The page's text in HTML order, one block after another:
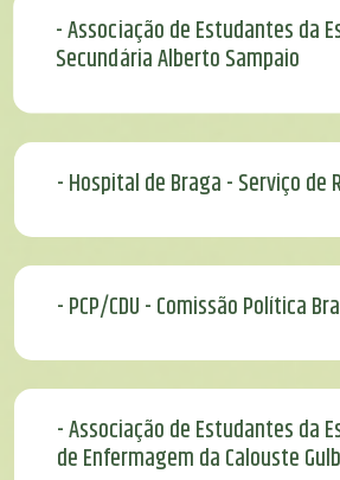
- Associação de Estudantes da
Secundária Alberto Sampaio
- Hospital de Braga - Serviço de
- PCP/CDU - Comissão Política
- Associação de Estudantes da
de Enfermagem da Calouste